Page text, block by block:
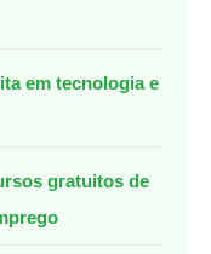
em tecnologia e
gratuitos de